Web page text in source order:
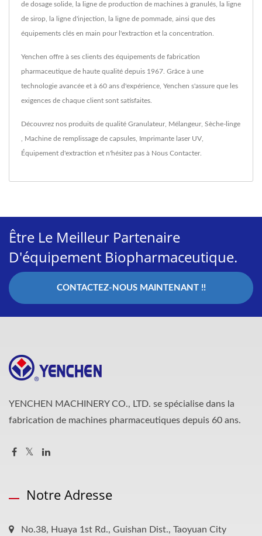
de dosage solide, la ligne de production de machines à granulés, la ligne
de sirop, la ligne d'injection, la ligne de pommade, ainsi que des
équipements clés en main pour l'extraction et la concentration.
Yenchen offre à ses clients des équipements de fabrication
pharmaceutique de haute qualité depuis 1967. Grâce à une
technologie avancée et à 60 ans d'expérience, Yenchen s'assure que les
exigences de chaque client sont satisfaites.
Découvrez nos produits de qualité Granulateur, Mélangeur, Sèche-linge
, Machine de remplissage de capsules, Imprimante laser UV,
Équipement d'extraction et n'hésitez pas à Nous Contacter.
Être Le Meilleur Partenaire
D'équipement Biopharmaceutique.
CONTACTEZ-NOUS MAINTENANT !!
YENCHEN MACHINERY CO., LTD. se spécialise dans la
fabrication de machines pharmaceutiques depuis 60 ans.
Notre Adresse
No.38, Huaya 1st Rd., Guishan Dist., Taoyuan City